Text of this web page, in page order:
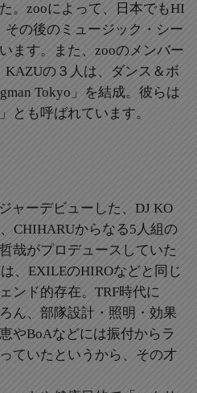
。zooによって、日本でもHI
その後のミュージック・シー
ます。また、zooのメンバー
の３人は、ダンス＆ボ
Tokyo」を結成。彼らは
とも呼ばれています。
ャーデビューした、DJ KO
CHIHARUからなる5人組の
哉がプロデュースしていた
、EXILEのHIROなどと同じ
ンド的存在。TRF時代に
ん、部隊設計・照明・効果
やBoAなどには振付からラ
ていたというから、その才